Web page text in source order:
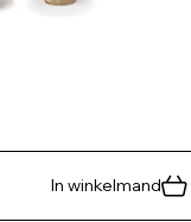
In winkelmand